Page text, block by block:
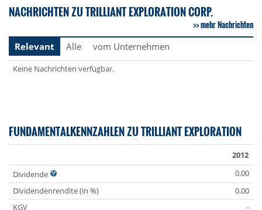
NACHRICHTEN ZU TRILLIANT EXPLORATION CORP.
mehr Nachrichten
Relevant
Alle vom Unternehmen
Keine Nachrichten verfügbar.
FUNDAMENTALKENNZAHLEN ZU TRILLIANT EXPLORATION
2012
Dividende
0.00
Dividendenrendite (in %)
0.00
KGV
-